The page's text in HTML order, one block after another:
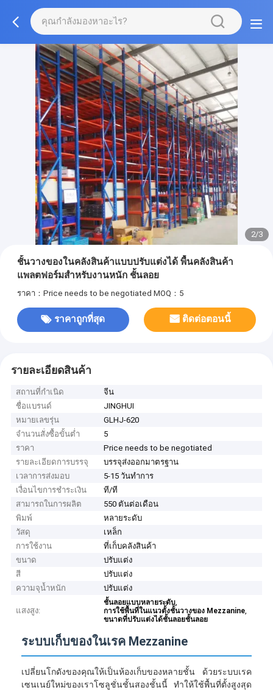
2/3
ชั้นวางของในคลังสินค้าแบบปรับแต่งได้ พื้นคลังสินค้า
แพลตฟอร์มสำหรับงานหนัก ชั้นลอย
ราคา：Price needs to be negotiated MOQ：5
ราคาถูกที่สุด ติดต่อตอนนี้
รายละเอียดสินค้า
สถานที่กำเนิด
จีน
ชื่อแบรนด์
JINGHUI
หมายเลขรุ่น
GLHJ-620
จำนวนสั่งซื้อขั้นต่ำ
5
ราคา
Price needs to be negotiated
รายละเอียดการบรรจุ
บรรจุส่งออกมาตรฐาน
เวลาการส่งมอบ
5-15 วันทำการ
เงื่อนไขการชำระเงิน
ที/ที
สามารถในการผลิต
550 ตันต่อเดือน
พิมพ์
หลายระดับ
วัสดุ
เหล็ก
การใช้งาน
ที่เก็บคลังสินค้า
ขนาด
ปรับแต่ง
สี
ปรับแต่ง
ความจุน้ำหนัก
ปรับแต่ง
แสงสูง:
ชั้นลอยแบบหลายระดับ,
การใช้พื้นที่ในแนวตั้งชั้นวางของ Mezzanine,
ขนาดที่ปรับแต่งได้ชั้นลอยชั้นลอย
ระบบเก็บของในเรค Mezzanine
เปลี่ยนโกดังของคุณให้เป็นห้องเก็บของหลายชั้น ด้วยระบบเรค
เซนเนย์ใหม่ของเราโซลูชั่นชั้นสองชั้นนี้ ทําให้ใช้พื้นที่ตั้งสูงสุด